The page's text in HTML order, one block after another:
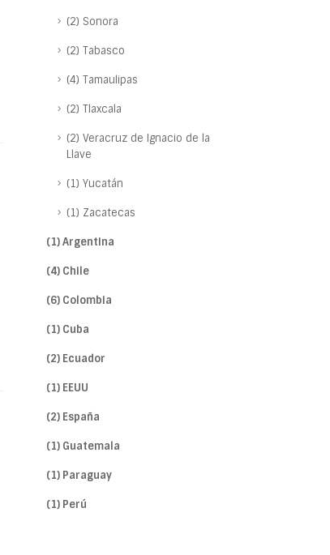
(2) Sonora
(2) Tabasco
(4) Tamaulipas
(2) Tlaxcala
(2) Veracruz de Ignacio de la
Llave
(1) Yucatán
(1) Zacatecas
(1) Argentina
(4) Chile
(6) Colombia
(1) Cuba
(2) Ecuador
(1) EEUU
(2) España
(1) Guatemala
(1) Paraguay
(1) Perú